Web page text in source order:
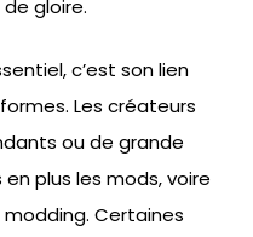
gloire.
c’est son lien
Les créateurs
ou de grande
plus les mods, voire
Certaines